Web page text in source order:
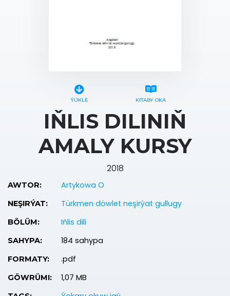
ÝÜKLE KITABY OKA
IŇLIS DILINIŇ
AMALY KURSY
2018
AWTOR: Artykowa O
NEŞIRÝAT: Türkmen döwlet neşirýat gullugy
BÖLÜM: Iňlis dili
SAHYPA: 184 sahypa
FORMATY: .pdf
GÖWRÜMI: 1,07 MB